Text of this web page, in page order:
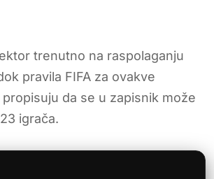
trenutno na raspolaganju
pravila FIFA za ovakve
da se u zapisnik može
igrača.